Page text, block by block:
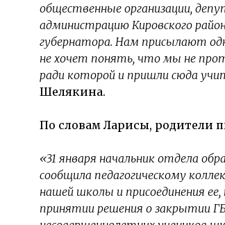
общественные организации,
администрацию Кировского
губернатора. Нам присылают
не хочет понять, что мы не
ради которой и пришли сюда
Шелякина.
По словам Ларисы, родители
«31 января начальник отдела
сообщила педагогическому
нашей школы и присоединения
принятии решения о закрытии